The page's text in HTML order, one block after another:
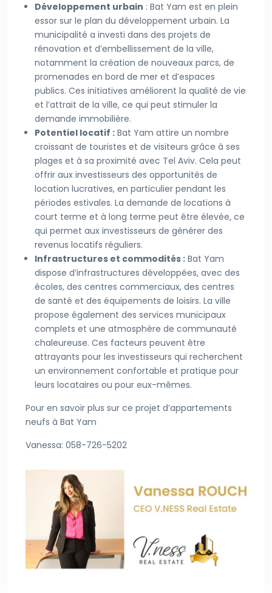
Développement urbain : Bat Yam est en plein
essor sur le plan du développement urbain. La
municipalité a investi dans des projets de
rénovation et d’embellissement de la ville,
notamment la création de nouveaux parcs, de
promenades en bord de mer et d’espaces
publics. Ces initiatives améliorent la qualité de vie
et l’attrait de la ville, ce qui peut stimuler la
demande immobilière.
Potentiel locatif : Bat Yam attire un nombre
croissant de touristes et de visiteurs grâce à ses
plages et à sa proximité avec Tel Aviv. Cela peut
offrir aux investisseurs des opportunités de
location lucratives, en particulier pendant les
périodes estivales. La demande de locations à
court terme et à long terme peut être élevée, ce
qui permet aux investisseurs de générer des
revenus locatifs réguliers.
Infrastructures et commodités : Bat Yam
dispose d’infrastructures développées, avec des
écoles, des centres commerciaux, des centres
de santé et des équipements de loisirs. La ville
propose également des services municipaux
complets et une atmosphère de communauté
chaleureuse. Ces facteurs peuvent être
attrayants pour les investisseurs qui recherchent
un environnement confortable et pratique pour
leurs locataires ou pour eux-mêmes.
Pour en savoir plus sur ce projet d’appartements
neufs à Bat Yam
Vanessa: 058-726-5202